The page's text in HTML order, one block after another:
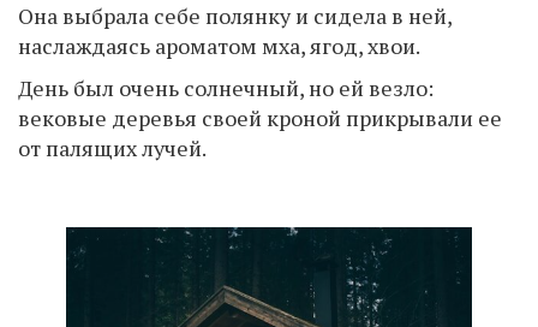
Она выбрала себе полянку и сидела в ней,
наслаждаясь ароматом мха, ягод, хвои.
День был очень солнечный, но ей везло:
вековые деревья своей кроной прикрывали ее
от палящих лучей.